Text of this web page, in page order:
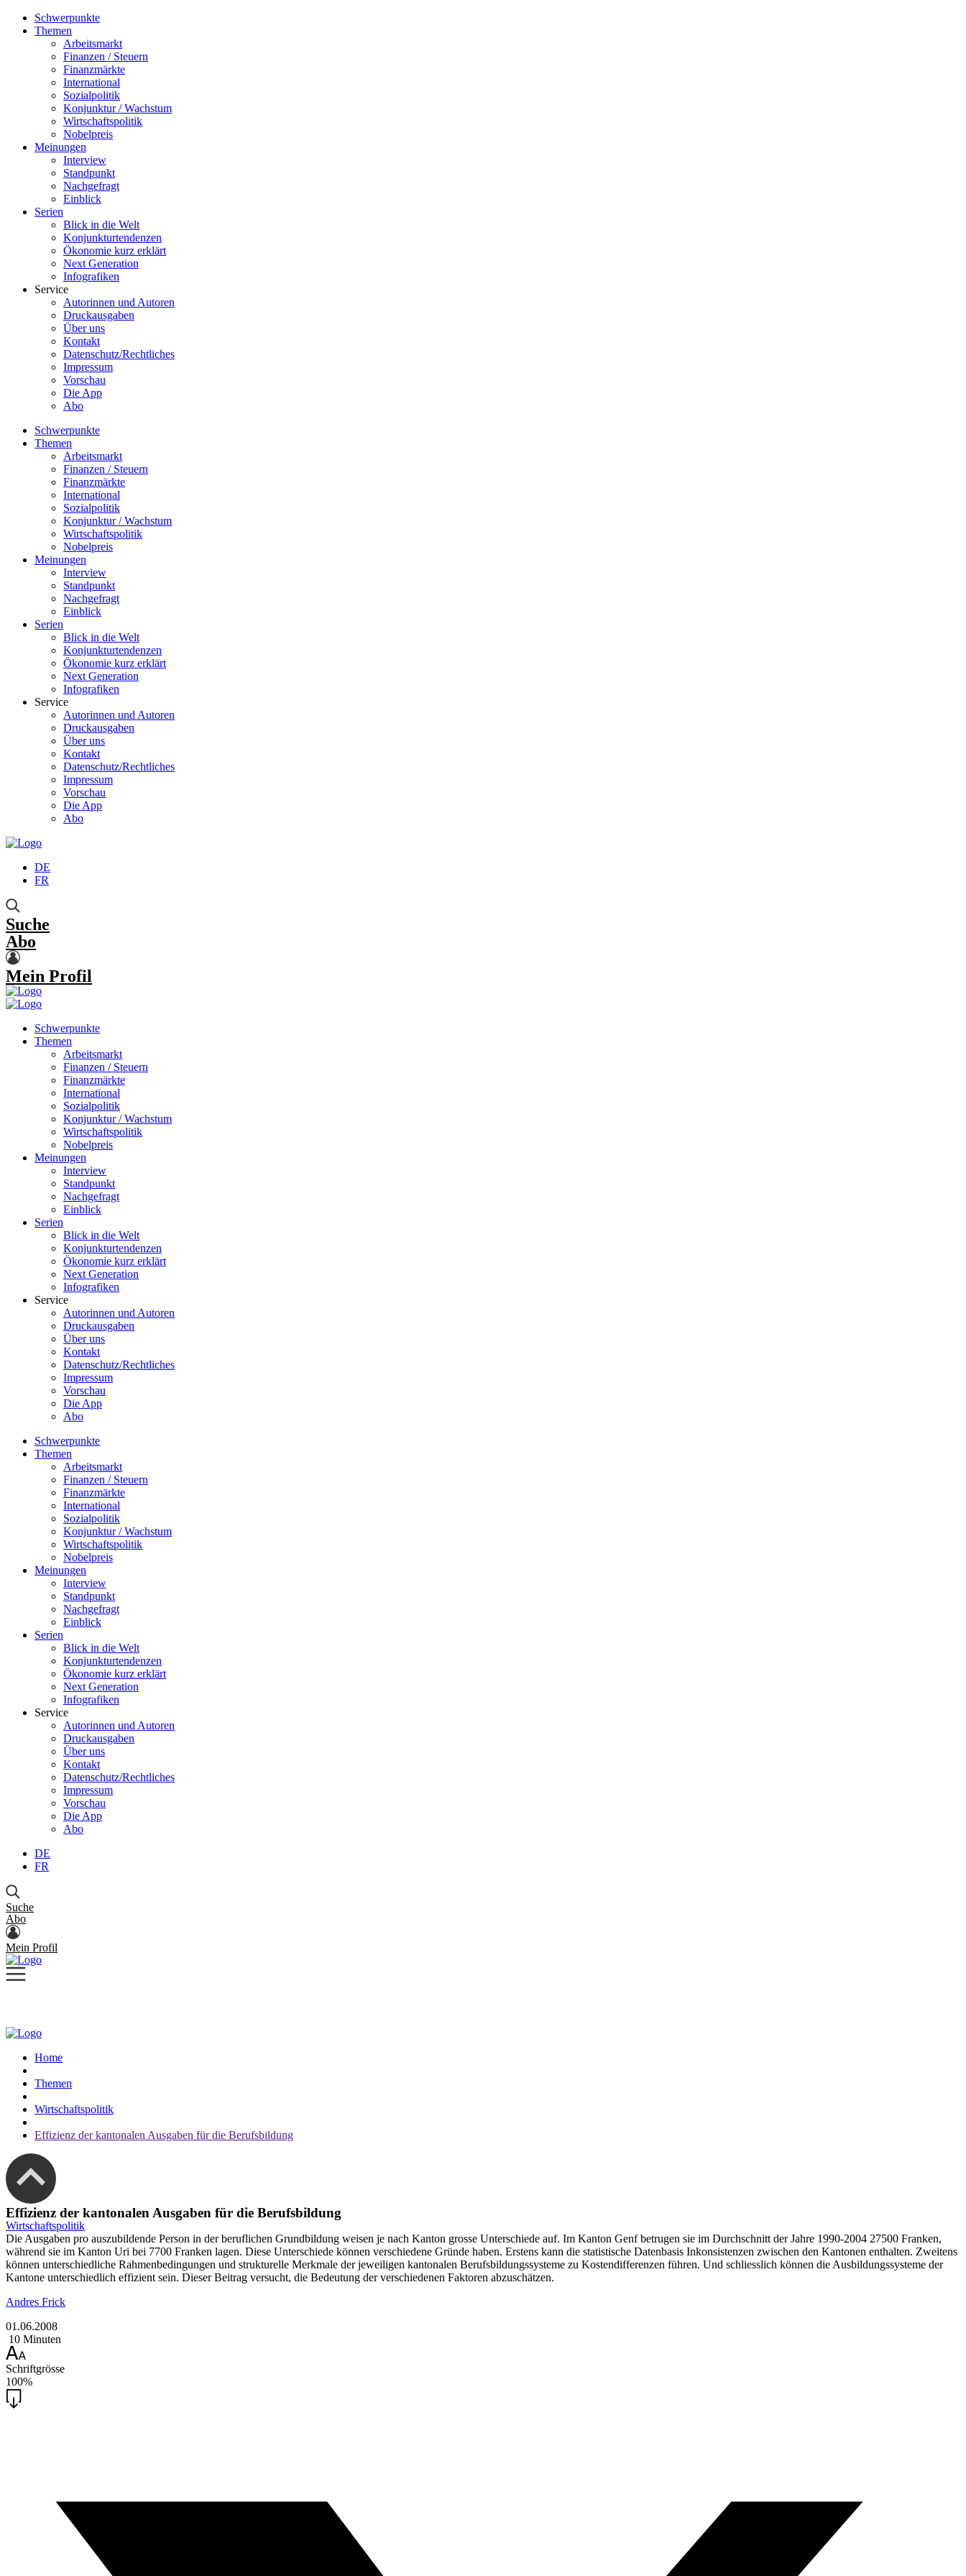
Schwerpunkte
Themen
Arbeitsmarkt
Finanzen / Steuern
Finanzmärkte
International
Sozialpolitik
Konjunktur / Wachstum
Wirtschaftspolitik
Nobelpreis
Meinungen
Interview
Standpunkt
Nachgefragt
Einblick
Serien
Blick in die Welt
Konjunkturtendenzen
Ökonomie kurz erklärt
Next Generation
Infografiken
Service
Autorinnen und Autoren
Druckausgaben
Über uns
Kontakt
Datenschutz/Rechtliches
Impressum
Vorschau
Die App
Abo
Schwerpunkte
Themen
Arbeitsmarkt
Finanzen / Steuern
Finanzmärkte
International
Sozialpolitik
Konjunktur / Wachstum
Wirtschaftspolitik
Nobelpreis
Meinungen
Interview
Standpunkt
Nachgefragt
Einblick
Serien
Blick in die Welt
Konjunkturtendenzen
Ökonomie kurz erklärt
Next Generation
Infografiken
Service
Autorinnen und Autoren
Druckausgaben
Über uns
Kontakt
Datenschutz/Rechtliches
Impressum
Vorschau
Die App
Abo
DE
FR
Suche
Abo
Mein Profil
Schwerpunkte
Themen
Arbeitsmarkt
Finanzen / Steuern
Finanzmärkte
International
Sozialpolitik
Konjunktur / Wachstum
Wirtschaftspolitik
Nobelpreis
Meinungen
Interview
Standpunkt
Nachgefragt
Einblick
Serien
Blick in die Welt
Konjunkturtendenzen
Ökonomie kurz erklärt
Next Generation
Infografiken
Service
Autorinnen und Autoren
Druckausgaben
Über uns
Kontakt
Datenschutz/Rechtliches
Impressum
Vorschau
Die App
Abo
Schwerpunkte
Themen
Arbeitsmarkt
Finanzen / Steuern
Finanzmärkte
International
Sozialpolitik
Konjunktur / Wachstum
Wirtschaftspolitik
Nobelpreis
Meinungen
Interview
Standpunkt
Nachgefragt
Einblick
Serien
Blick in die Welt
Konjunkturtendenzen
Ökonomie kurz erklärt
Next Generation
Infografiken
Service
Autorinnen und Autoren
Druckausgaben
Über uns
Kontakt
Datenschutz/Rechtliches
Impressum
Vorschau
Die App
Abo
DE
FR
Suche
Abo
Mein Profil
Home
Themen
Wirtschaftspolitik
Effizienz der kantonalen Ausgaben für die Berufsbildung
Effizienz der kantonalen Ausgaben für die Berufsbildung
Wirtschaftspolitik
Die Ausgaben pro auszubildende Person in der beruflichen Grundbildung weisen je nach Kanton grosse Unterschiede auf. Im Kanton Genf betrugen sie im Durchschnitt der Jahre 1990-2004 27500 Franken,
während sie im Kanton Uri bei 7700 Franken lagen. Diese Unterschiede können verschiedene Gründe haben. Erstens kann die statistische Datenbasis Inkonsistenzen zwischen den Kantonen enthalten. Zweitens
können unterschiedliche Rahmenbedingungen und strukturelle Merkmale der jeweiligen kantonalen Berufsbildungssysteme zu Kostendifferenzen führen. Und schliesslich können die Ausbildungssysteme der
Kantone unterschiedlich effizient sein. Dieser Beitrag versucht, die Bedeutung der verschiedenen Faktoren abzuschätzen.
Andres Frick
01.06.2008
10 Minuten
Schriftgrösse
100%